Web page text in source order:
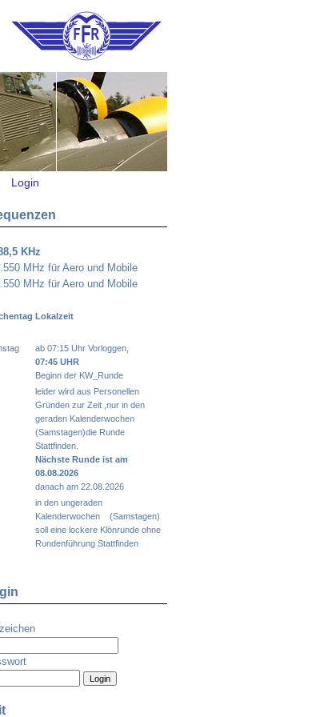
Login
KHz
MHz für Aero und Mobile
MHz für Aero und Mobile
Lokalzeit
ab 07:15 Uhr Vorloggen,
07:45 UHR
Beginn der KW_Runde
leider wird aus Personellen
Gründen zur Zeit ,nur in den
geraden Kalenderwochen
(Samstagen)die Runde
Stattfinden.
Nächste Runde ist am
08.08.2026
danach am 22.08.2026
in den ungeraden
Kalenderwochen (Samstagen)
soll eine lockere Klönrunde ohne
Rundenführung Stattfinden